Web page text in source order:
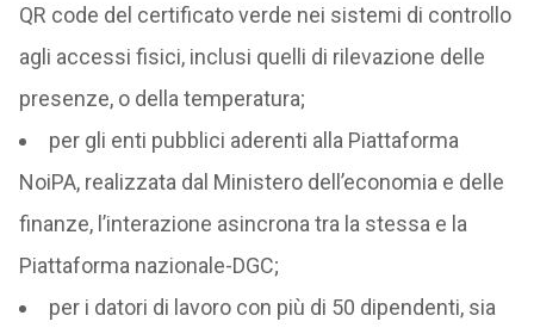
QR code del certificato verde nei sistemi di controllo
agli accessi fisici, inclusi quelli di rilevazione delle
presenze, o della temperatura;
per gli enti pubblici aderenti alla Piattaforma
NoiPA, realizzata dal Ministero dell’economia e delle
finanze, l’interazione asincrona tra la stessa e la
Piattaforma nazionale-DGC;
per i datori di lavoro con più di 50 dipendenti, sia